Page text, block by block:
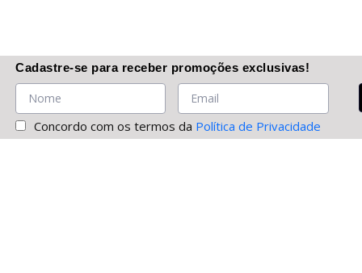
Cadastre-se para receber promoções exclusivas!
Concordo com os termos da Política de Privacidade